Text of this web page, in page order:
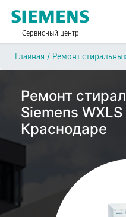
Сервисный центр
Главная / Ремонт
Ремонт
Siemens WXLS
Краснодаре